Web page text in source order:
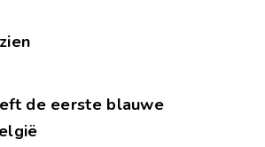
de eerste blauwe